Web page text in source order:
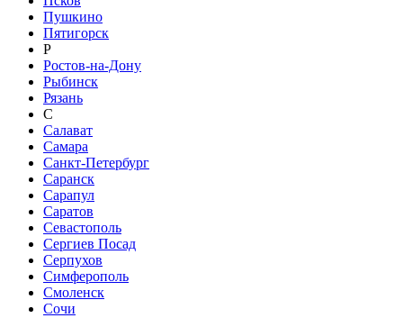
Пушкино
Пятигорск
Р
Ростов-на-Дону
Рыбинск
Рязань
С
Салават
Самара
Санкт-Петербург
Саранск
Сарапул
Саратов
Севастополь
Сергиев Посад
Серпухов
Симферополь
Смоленск
Сочи